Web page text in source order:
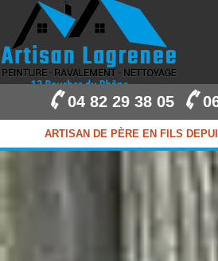
04 82 29 38 05
ARTISAN DE PÈRE EN FILS